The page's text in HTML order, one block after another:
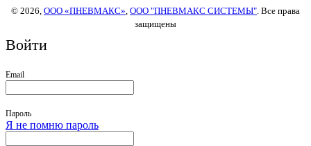
© 2026, ООО «ПНЕВМАКС» ООО "ПНЕВМАКС СИСТЕМЫ" . Все права
защищены
Войти
Email
Пароль
Я не помню пароль